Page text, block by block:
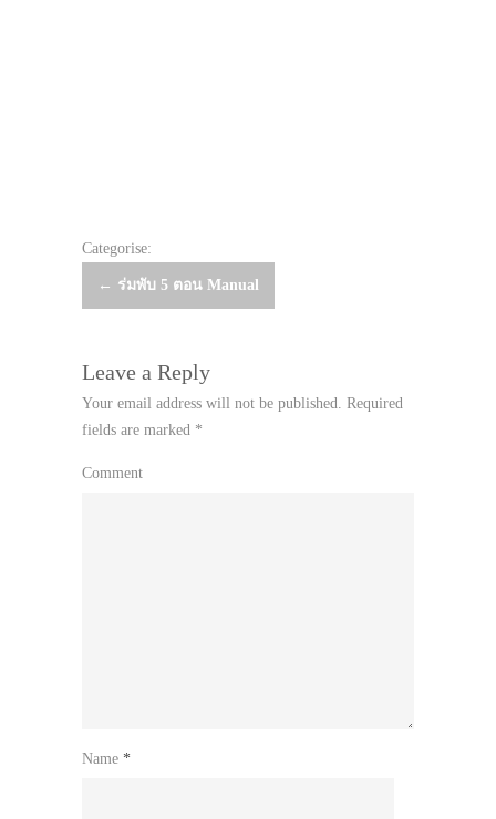
Categorise:
Post
← ร่มพับ 5 ตอน Manual
Leave a Reply
Your email address will not be published. Required
fields are marked *
Comment
Name *